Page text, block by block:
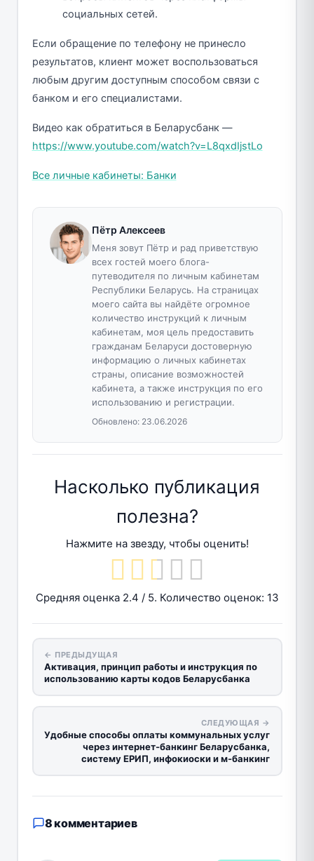
социальных сетей.
Если обращение по телефону не принесло
результатов, клиент может воспользоваться
любым другим доступным способом связи с
банком и его специалистами.
Видео как обратиться в Беларусбанк —
https://www.youtube.com/watch?v=L8qxdIjstLo
Все личные кабинеты: Банки
Пётр Алексеев
Меня зовут Пётр и рад приветствую
всех гостей моего блога-
путеводителя по личным кабинетам
Республики Беларусь. На страницах
моего сайта вы найдёте огромное
количество инструкций к личным
кабинетам, моя цель предоставить
гражданам Беларуси достоверную
информацию о личных кабинетах
страны, описание возможностей
кабинета, а также инструкция по его
использованию и регистрации.
Обновлено: 23.06.2026
Насколько публикация
полезна?
Нажмите на звезду, чтобы оценить!
Средняя оценка 2.4 / 5. Количество оценок: 13
← ПРЕДЫДУЩАЯ
Активация, принцип работы и инструкция по
использованию карты кодов Беларусбанка
СЛЕДУЮЩАЯ →
Удобные способы оплаты коммунальных услуг
через интернет-банкинг Беларусбанка,
систему ЕРИП, инфокиоски и м-банкинг
8 комментариев